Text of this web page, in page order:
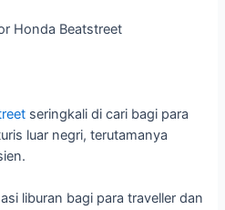
seringkali di cari bagi para
luar negri, terutamanya
liburan bagi para traveller dan